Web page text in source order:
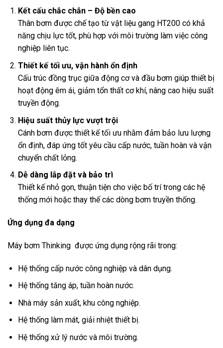
Kết cấu chắc chắn – Độ bền cao
Thân bơm được chế tạo từ vật liệu gang HT200 có khả
năng chịu lực tốt, phù hợp với môi trường làm việc công
nghiệp liên tục.
Thiết kế tối ưu, vận hành ổn định
Cấu trúc đồng trục giữa động cơ và đầu bơm giúp thiết bị
hoạt động êm ái, giảm tổn thất cơ khí, nâng cao hiệu suất
truyền động.
Hiệu suất thủy lực vượt trội
Cánh bơm được thiết kế tối ưu nhằm đảm bảo lưu lượng
ổn định, đáp ứng tốt yêu cầu cấp nước, tuần hoàn và vận
chuyển chất lỏng.
Dễ dàng lắp đặt và bảo trì
Thiết kế nhỏ gọn, thuận tiện cho việc bố trí trong các hệ
thống mới hoặc thay thế các dòng bơm truyền thống.
Ứng dụng đa dạng
Máy bơm Thinking được ứng dụng rộng rãi trong:
Hệ thống cấp nước công nghiệp và dân dụng.
Hệ thống tăng áp, tuần hoàn nước.
Nhà máy sản xuất, khu công nghiệp.
Hệ thống làm mát, giải nhiệt thiết bị.
Hệ thống xử lý nước và môi trường.